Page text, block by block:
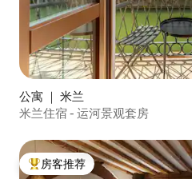
公寓 ｜ 米兰
米兰住宿 - 运河景观套房
热门「房客推荐」
房客推荐